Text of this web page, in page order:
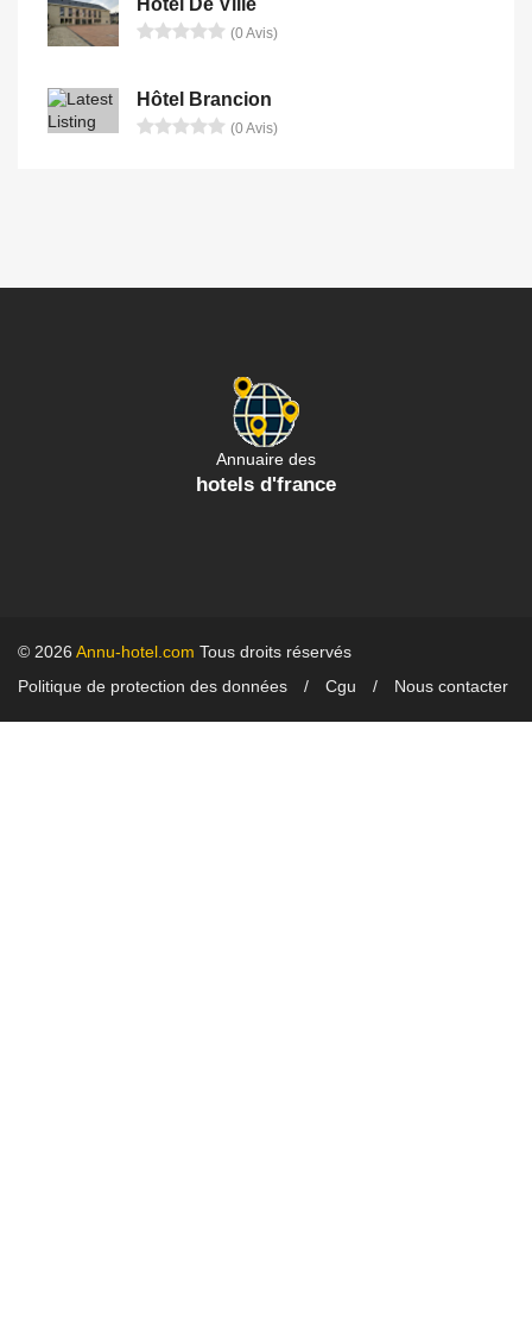
(0 Avis)
Hôtel Brancion
(0 Avis)
Annuaire des
hotels d'france
© 2026 Annu-hotel.com Tous droits réservés
Politique de protection des données
Cgu Nous contacter